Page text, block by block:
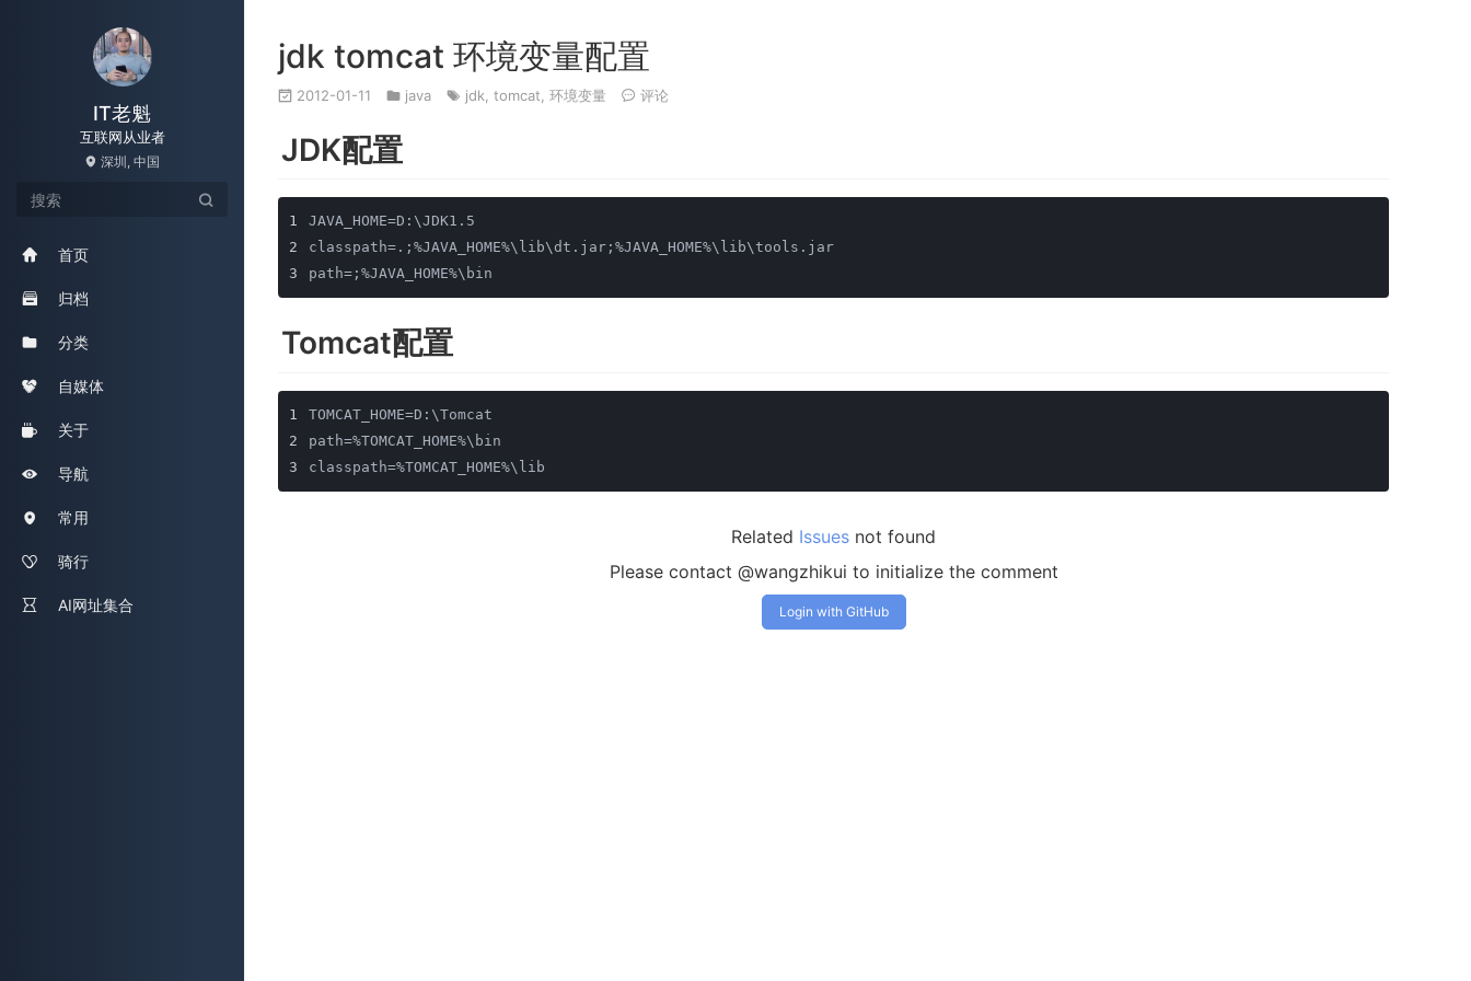
IT老魁
互联网从业者
深圳, 中国
首页
归档
分类
自媒体
关于
导航
常用
骑行
AI网址集合
jdk tomcat 环境变量配置
2012-01-11 java jdk tomcat 环境变量 评论
JDK配置
1
2
3
JAVA_HOME=D:\JDK1.5
classpath=.;%JAVA_HOME%\lib\dt.jar;%JAVA_HOME%\lib\tools.jar
path=;%JAVA_HOME%\bin
Tomcat配置
1
2
3
TOMCAT_HOME=D:\Tomcat
path=%TOMCAT_HOME%\bin
classpath=%TOMCAT_HOME%\lib
Related Issues not found
Please contact @wangzhikui to initialize the comment
Login with GitHub